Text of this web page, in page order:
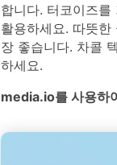
합니다. 터코이즈
활용하세요. 따뜻
장 좋습니다. 차콜
하세요.
media.io를 사용하